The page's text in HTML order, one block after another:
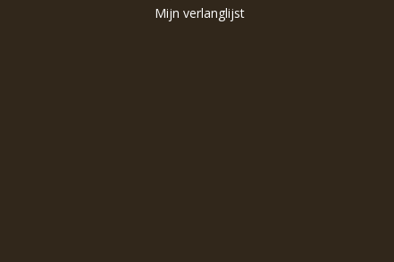
Mijn verlanglijst